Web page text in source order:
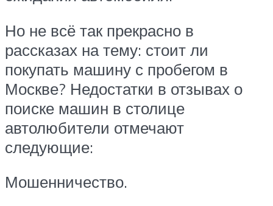
Но не всё так прекрасно в
рассказах на тему: стоит ли
покупать машину с пробегом в
Москве? Недостатки в отзывах о
поиске машин в столице
автолюбители отмечают
следующие:
Мошенничество.